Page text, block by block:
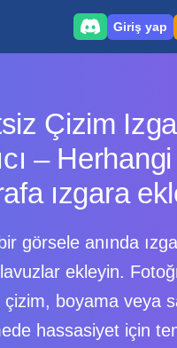
Giriş yap
Çizim
–
ızgara
görsele anında
ekleyin.
boyama veya
hassasiyet için